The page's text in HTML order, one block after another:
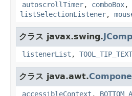
autoscrollTimer, comboBox,
listSelectionListener,
クラス javax.swing.
listenerList ,
クラス java.awt.
accessibleContext ,